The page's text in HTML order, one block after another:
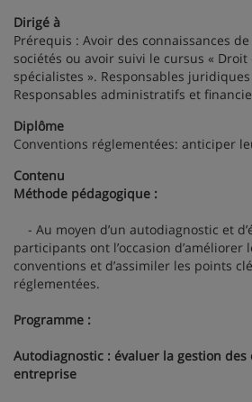
Dirigé à
Prérequis : Avoir des connaissances
sociétés ou avoir suivi le cursus «
spécialistes ». Responsables
Responsables administratifs et
Diplôme
Conventions réglementées: anticiper
Contenu
Méthode pédagogique :
- Au moyen d’un autodiagnostic et
participants ont l’occasion
conventions et d’assimiler les points
réglementées.
Programme :
Autodiagnostic : évaluer la gestion des
entreprise